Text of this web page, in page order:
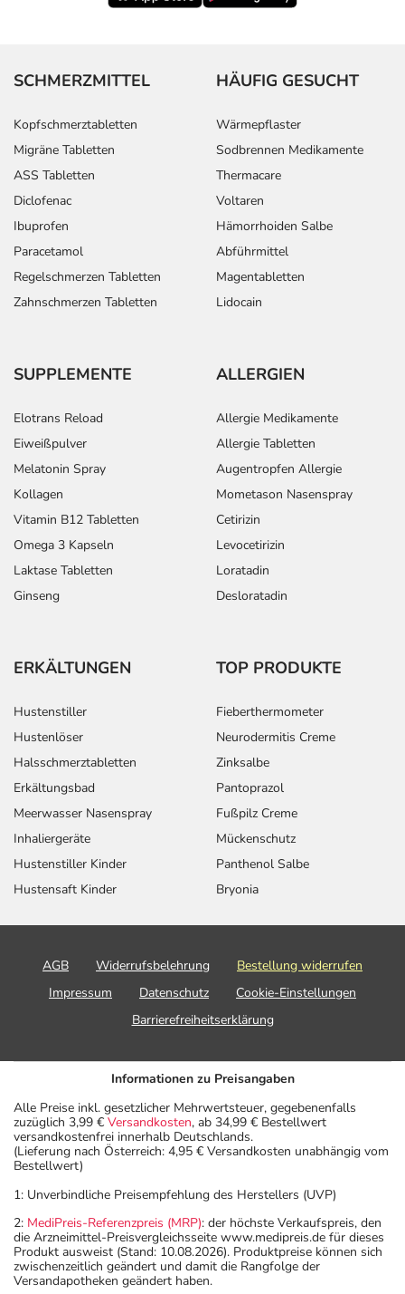
- Störungen der Sexualfunktion
- Schwierigkeiten beim Wasserlassen
- Störungen beim Wasserlassen
- Erhöhtes Cholesterin
- Abweichende Leberfunktionswerte
- Natriummangel
- Kraftlosigkeit bzw. Schwäche
Bemerken Sie eine Befindlichkeitsstörung oder
Veränderung während der Behandlung, wenden Sie sich
an Ihren Arzt oder Apotheker.
Nebenwirkungen berücksichtigt, die bei mindestens
Dosierung
Text Einzeldosis
Depression und
ein Wiederauftreten
einer Depression -
Behandlungsbeginn:
Erwachsene 1 Kapsel
ein Wiederauftreten
Angststörung, bei
sozialen Kontakten
und Angststörung,
generalisiert -
Behandlungsbeginn:
Erwachsene 1 Kapsel 1-mal täglich
Angststörung, bei
sozialen Kontakten
und Angststörung,
Folgebehandlung:
Erwachsene 2 Kapseln
Folgebehandlung:
Anwendungshinweise
Die Gesamtdosis sollte nicht ohne Rücksprache mit
einem Arzt oder Apotheker überschritten werden.
Art der Anwendung?
(z.B. 1 Glas Wasser) ein.
Dauer der Anwendung?
SCHMERZMITTEL
Kopfschmerztabletten
Migräne Tabletten
ASS Tabletten
Diclofenac
Ibuprofen
Paracetamol
Regelschmerzen Tabletten
Zahnschmerzen Tabletten
HÄUFIG GESUCHT
Wärmepflaster
Sodbrennen Medikamente
Thermacare
Voltaren
Hämorrhoiden Salbe
Abführmittel
Magentabletten
Lidocain
SUPPLEMENTE
Elotrans Reload
Eiweißpulver
Melatonin Spray
Kollagen
Vitamin B12 Tabletten
Omega 3 Kapseln
Laktase Tabletten
Ginseng
ALLERGIEN
Allergie Medikamente
Allergie Tabletten
Augentropfen Allergie
Mometason Nasenspray
Cetirizin
Levocetirizin
Loratadin
Desloratadin
ERKÄLTUNGEN
Hustenstiller
Hustenlöser
Halsschmerztabletten
Erkältungsbad
Meerwasser Nasenspray
Inhaliergeräte
Hustenstiller Kinder
Hustensaft Kinder
TOP PRODUKTE
Fieberthermometer
Neurodermitis Creme
Zinksalbe
Pantoprazol
Fußpilz Creme
Mückenschutz
Panthenol Salbe
Bryonia
AGB Widerrufsbelehrung
Bestellung widerrufen
Impressum
Datenschutz
Cookie-Einstellungen
Barrierefreiheitserklärung
Informationen zu Preisangaben
Alle Preise inkl. gesetzlicher Mehrwertsteuer, gegebenenfalls
zuzüglich 3,99 € Versandkosten, ab 34,99 € Bestellwert
versandkostenfrei innerhalb Deutschlands.
(Lieferung nach Österreich: 4,95 € Versandkosten unabhängig vom
Bestellwert)
1: Unverbindliche Preisempfehlung des Herstellers (UVP)
2: MediPreis-Referenzpreis (MRP): der höchste Verkaufspreis, den
die Arzneimittel-Preisvergleichsseite www.medipreis.de für dieses
Produkt ausweist (Stand: 10.08.2026). Produktpreise können sich
zwischenzeitlich geändert und damit die Rangfolge der
Versandapotheken geändert haben.